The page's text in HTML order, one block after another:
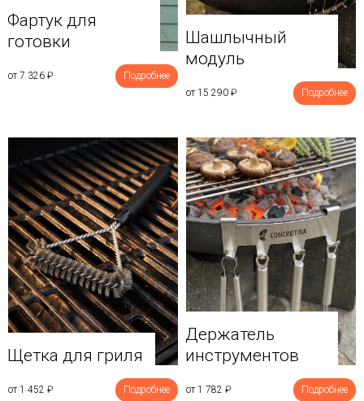
Фартук для
готовки
от 7 326 ₽ Подробнее
Шашлычный
модуль
от 15 290 ₽ Подробнее
Щетка для гриля
от 1 452 ₽ Подробнее
Держатель
инструментов
от 1 782 ₽ Подробнее